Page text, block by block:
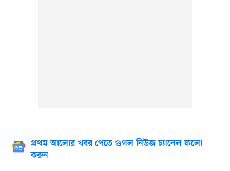
প্রথম আলোর খবর পেতে গুগল নিউজ চ্যানেল ফলো
করুন